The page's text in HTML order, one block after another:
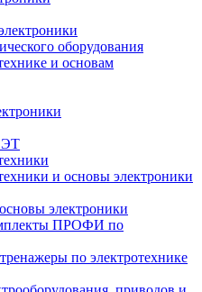
оборудования
и основам
ЭТ
и основы электроники
электроники
ПРОФИ по
по электротехнике